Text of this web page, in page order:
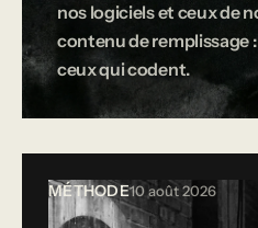
nos logiciels et ceux de
contenu de remplissage
ceux qui codent.
MÉTHODE10 août 2026